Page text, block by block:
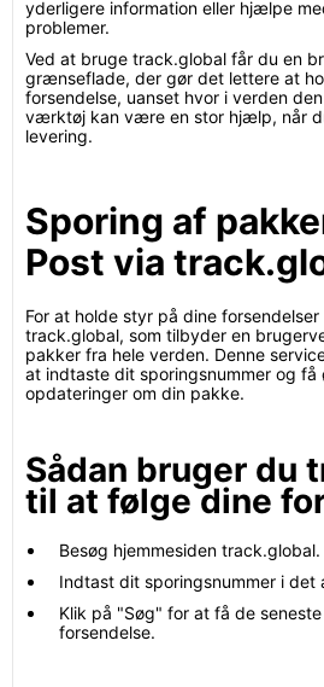
yderligere information eller hjælpe
problemer.
Ved at bruge track.global får du en
grænseflade, der gør det lettere at
forsendelse, uanset hvor i verden
værktøj kan være en stor hjælp, når
levering.
Sporing af
Post via
For at holde styr på dine
track.global, som tilbyder en
pakker fra hele verden. Denne
at indtaste dit sporingsnummer og
opdateringer om din pakke.
Sådan bruger du
til at følge dine
Besøg hjemmesiden track.global.
Indtast dit sporingsnummer i det
Klik på "Søg" for at få de
forsendelse.